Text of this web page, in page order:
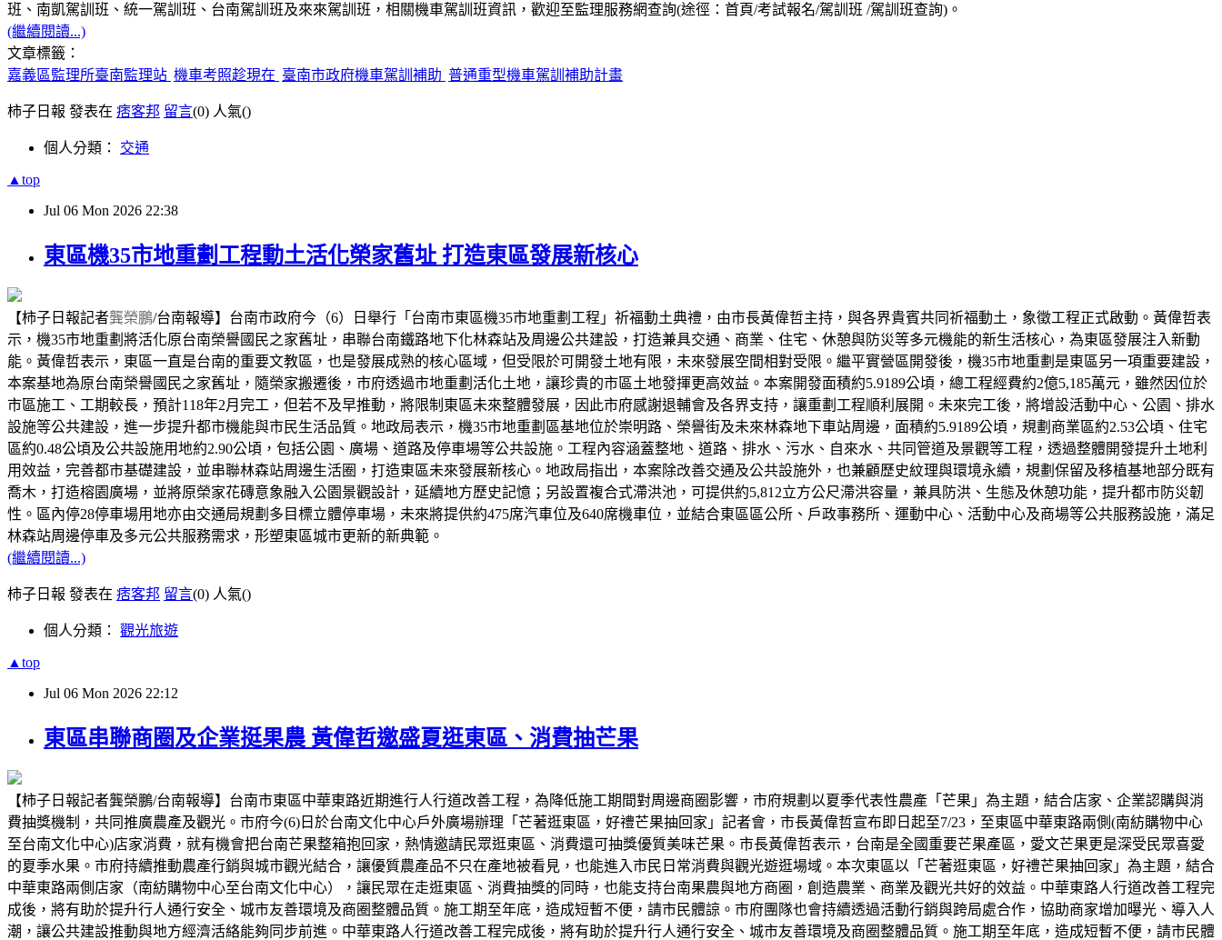
班、南凱駕訓班、統一駕訓班、台南駕訓班及來來駕訓班，相關機車駕訓班資訊，歡迎至監理服務網查詢(途徑：首頁/考試報名/駕訓班 /駕訓班查詢)。
(繼續閱讀...)
文章標籤：
嘉義區監理所臺南監理站 機車考照趁現在 臺南市政府機車駕訓補助 普通重型機車駕訓補助計畫
柿子日報 發表在 痞客邦 留言(0) 人氣()
個人分類： 交通
▲top
Jul 06 Mon 2026 22:38
東區機35市地重劃工程動土活化榮家舊址 打造東區發展新核心
【柿子日報記者龔榮鵬/台南報導】台南市政府今（6）日舉行「台南市東區機35市地重劃工程」祈福動土典禮，由市長黃偉哲主持，與各界貴賓共同祈福動土，象徵工程正式啟動。黃偉哲表
示，機35市地重劃將活化原台南榮譽國民之家舊址，串聯台南鐵路地下化林森站及周邊公共建設，打造兼具交通、商業、住宅、休憩與防災等多元機能的新生活核心，為東區發展注入新動
能。黃偉哲表示，東區一直是台南的重要文教區，也是發展成熟的核心區域，但受限於可開發土地有限，未來發展空間相對受限。繼平實營區開發後，機35市地重劃是東區另一項重要建設，
本案基地為原台南榮譽國民之家舊址，隨榮家搬遷後，市府透過市地重劃活化土地，讓珍貴的市區土地發揮更高效益。本案開發面積約5.9189公頃，總工程經費約2億5,185萬元，雖然因位於
市區施工、工期較長，預計118年2月完工，但若不及早推動，將限制東區未來整體發展，因此市府感謝退輔會及各界支持，讓重劃工程順利展開。未來完工後，將增設活動中心、公園、排水
設施等公共建設，進一步提升都市機能與市民生活品質。地政局表示，機35市地重劃區基地位於崇明路、榮譽街及未來林森地下車站周邊，面積約5.9189公頃，規劃商業區約2.53公頃、住宅
區約0.48公頃及公共設施用地約2.90公頃，包括公園、廣場、道路及停車場等公共設施。工程內容涵蓋整地、道路、排水、污水、自來水、共同管道及景觀等工程，透過整體開發提升土地利
用效益，完善都市基礎建設，並串聯林森站周邊生活圈，打造東區未來發展新核心。地政局指出，本案除改善交通及公共設施外，也兼顧歷史紋理與環境永續，規劃保留及移植基地部分既有
喬木，打造榕園廣場，並將原榮家花磚意象融入公園景觀設計，延續地方歷史記憶；另設置複合式滯洪池，可提供約5,812立方公尺滯洪容量，兼具防洪、生態及休憩功能，提升都市防災韌
性。區內停28停車場用地亦由交通局規劃多目標立體停車場，未來將提供約475席汽車位及640席機車位，並結合東區區公所、戶政事務所、運動中心、活動中心及商場等公共服務設施，滿足
林森站周邊停車及多元公共服務需求，形塑東區城市更新的新典範。
(繼續閱讀...)
柿子日報 發表在 痞客邦 留言(0) 人氣()
個人分類： 觀光旅遊
▲top
Jul 06 Mon 2026 22:12
東區串聯商圈及企業挺果農 黃偉哲邀盛夏逛東區、消費抽芒果
【柿子日報記者龔榮鵬/台南報導】台南市東區中華東路近期進行人行道改善工程，為降低施工期間對周邊商圈影響，市府規劃以夏季代表性農產「芒果」為主題，結合店家、企業認購與消
費抽獎機制，共同推廣農產及觀光。市府今(6)日於台南文化中心戶外廣場辦理「芒著逛東區，好禮芒果抽回家」記者會，市長黃偉哲宣布即日起至7/23，至東區中華東路兩側(南紡購物中心
至台南文化中心)店家消費，就有機會把台南芒果整箱抱回家，熱情邀請民眾逛東區、消費還可抽獎優質美味芒果。市長黃偉哲表示，台南是全國重要芒果產區，愛文芒果更是深受民眾喜愛
的夏季水果。市府持續推動農產行銷與城市觀光結合，讓優質農產品不只在產地被看見，也能進入市民日常消費與觀光遊逛場域。本次東區以「芒著逛東區，好禮芒果抽回家」為主題，結合
中華東路兩側店家（南紡購物中心至台南文化中心），讓民眾在走逛東區、消費抽獎的同時，也能支持台南果農與地方商圈，創造農業、商業及觀光共好的效益。中華東路人行道改善工程完
成後，將有助於提升行人通行安全、城市友善環境及商圈整體品質。施工期至年底，造成短暫不便，請市民體諒。市府團隊也會持續透過活動行銷與跨局處合作，協助商家增加曝光、導入人
潮，讓公共建設推動與地方經濟活絡能夠同步前進。中華東路人行道改善工程完成後，將有助於提升行人通行安全、城市友善環境及商圈整體品質。施工期至年底，造成短暫不便，請市民體